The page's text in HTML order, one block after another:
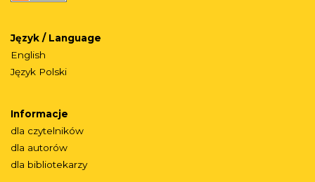
Język / Language
English
Język Polski
Informacje
dla czytelników
dla autorów
dla bibliotekarzy